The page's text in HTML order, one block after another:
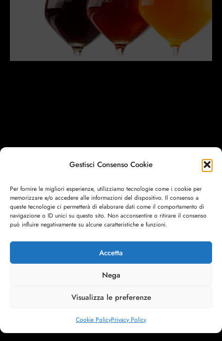
Gestisci Consenso Cookie
Per fornire le migliori esperienze, utilizziamo tecnologie come i cookie per
memorizzare e/o accedere alle informazioni del dispositivo. Il consenso a
queste tecnologie ci permetterà di elaborare dati come il comportamento di
navigazione o ID unici su questo sito. Non acconsentire o ritirare il consenso
può influire negativamente su alcune caratteristiche e funzioni.
Accetta
Nega
Visualizza le preferenze
Cookie PolicyPrivacy Policy
SCOPRI LE COLLESI